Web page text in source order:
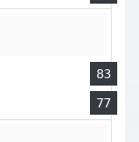
83
77